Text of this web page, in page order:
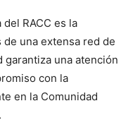
RACC es la
una extensa red de
una atención
con la
en la Comunidad